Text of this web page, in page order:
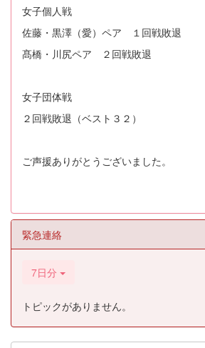
女子個人戦
佐藤・黒澤（愛）ペア １回戦敗退
髙橋・川尻ペア ２回戦敗退
女子団体戦
２回戦敗退（ベスト３２）
ご声援ありがとうございました。
緊急連絡
7日分
トピックがありません。